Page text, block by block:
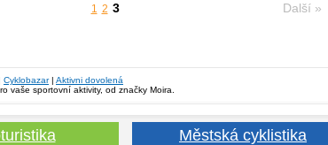
1 2 3 Další »
Cyklobazar| Aktivni dovolená
vaše sportovní aktivity, od značky Moira.
Městská cyklistika